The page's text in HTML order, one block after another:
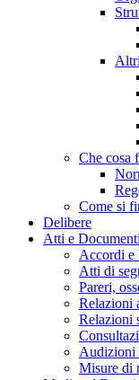
Che cosa
Come si
Delibere
Atti e Documenti
Accordi e
Atti di
Pareri,
Relazioni
Relazioni
Audizioni
Misure di